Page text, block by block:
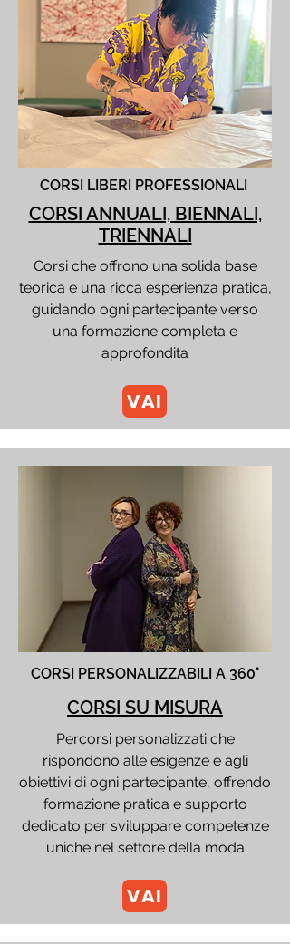
CORSI LIBERI PROFESSIONALI
CORSI ANNUALI, BIENNALI,
TRIENNALI
Corsi che offrono una solida base
teorica e una ricca esperienza pratica,
guidando ogni partecipante verso
una formazione completa e
approfondita
VAI
CORSI PERSONALIZZABILI A 360°
CORSI SU MISURA
Percorsi personalizzati che
rispondono alle esigenze e agli
obiettivi di ogni partecipante, offrendo
formazione pratica e supporto
dedicato per sviluppare competenze
uniche nel settore della moda
VAI